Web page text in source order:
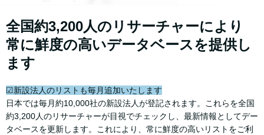
全国約3,200人のリサーチャーにより
常に鮮度の高いデータベースを提供し
ます
☑新設法人のリストも毎月追加いたします
日本では毎月約10,000社の新設法人が登記されます。これらを全国
約3,200人のリサーチャーが目視でチェックし、最新情報としてデー
タベースを更新します。これにより、常に鮮度の高いリストをご利